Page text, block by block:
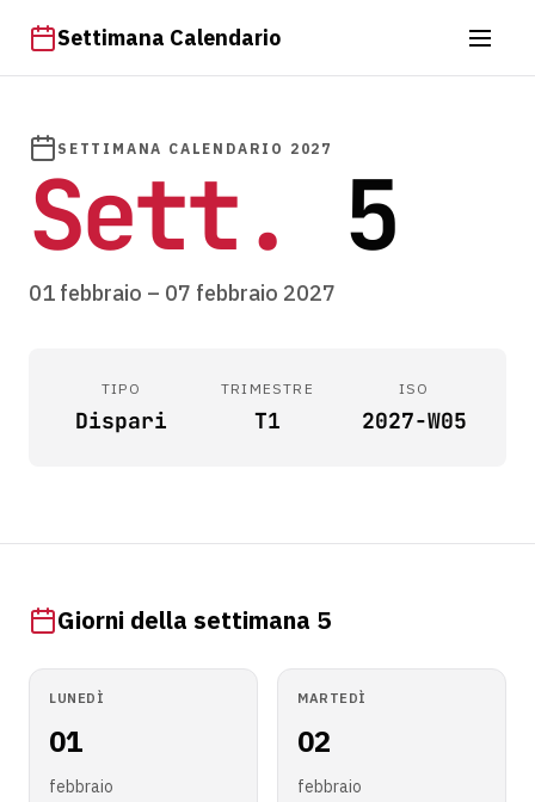
Settimana Calendario
SETTIMANA CALENDARIO 2027
Sett. 5
01 febbraio – 07 febbraio 2027
TIPO
Dispari
TRIMESTRE
T1
ISO
2027-W05
Giorni della settimana 5
LUNEDÌ
01
febbraio
MARTEDÌ
02
febbraio